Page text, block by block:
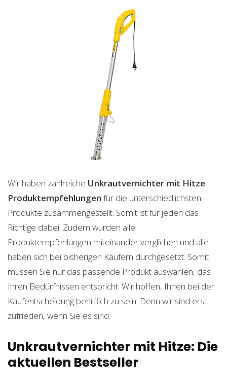
Wir haben zahlreiche Unkrautvernichter mit Hitze
Produktempfehlungen für die unterschiedlichsten
Produkte zusammengestellt. Somit ist für jeden das
Richtige dabei. Zudem wurden alle
Produktempfehlungen miteinander verglichen und alle
haben sich bei bisherigen Käufern durchgesetzt. Somit
müssen Sie nur das passende Produkt auswählen, das
Ihren Bedürfnissen entspricht. Wir hoffen, Ihnen bei der
Kaufentscheidung behilflich zu sein. Denn wir sind erst
zufrieden, wenn Sie es sind.
Unkrautvernichter mit Hitze: Die
aktuellen Bestseller